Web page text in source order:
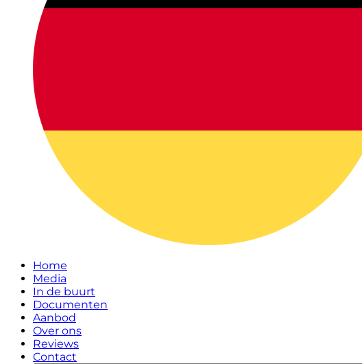
Home
Media
In de buurt
Documenten
Aanbod
Over ons
Reviews
Contact